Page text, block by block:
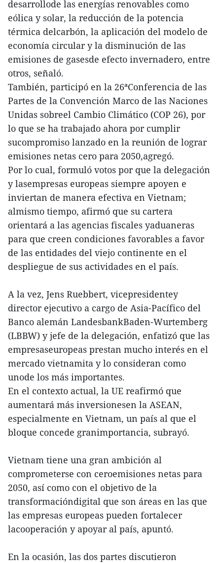
desarrollode las energías renovables como
eólica y solar, la reducción de la potencia
térmica delcarbón, la aplicación del modelo de
economía circular y la disminución de las
emisiones de gasesde efecto invernadero, entre
otros, señaló.
También, participó en la 26ªConferencia de las
Partes de la Convención Marco de las Naciones
Unidas sobreel Cambio Climático (COP 26), por
lo que se ha trabajado ahora por cumplir
sucompromiso lanzado en la reunión de lograr
emisiones netas cero para 2050,agregó.
Por lo cual, formuló votos por que la delegación
y lasempresas europeas siempre apoyen e
inviertan de manera efectiva en Vietnam;
almismo tiempo, afirmó que su cartera
orientará a las agencias fiscales yaduaneras
para que creen condiciones favorables a favor
de las entidades del viejo continente en el
despliegue de sus actividades en el país.
A la vez, Jens Ruebbert, vicepresidentey
director ejecutivo a cargo de Asia-Pacífico del
Banco alemán LandesbankBaden-Wurtemberg
(LBBW) y jefe de la delegación, enfatizó que las
empresaseuropeas prestan mucho interés en el
mercado vietnamita y lo consideran como
unode los más importantes.
En el contexto actual, la UE reafirmó que
aumentará más inversionesen la ASEAN,
especialmente en Vietnam, un país al que el
bloque concede granimportancia, subrayó.
Vietnam tiene una gran ambición al
comprometerse con ceroemisiones netas para
2050, así como con el objetivo de la
transformacióndigital que son áreas en las que
las empresas europeas pueden fortalecer
lacooperación y apoyar al país, apuntó.
En la ocasión, las dos partes discutieron